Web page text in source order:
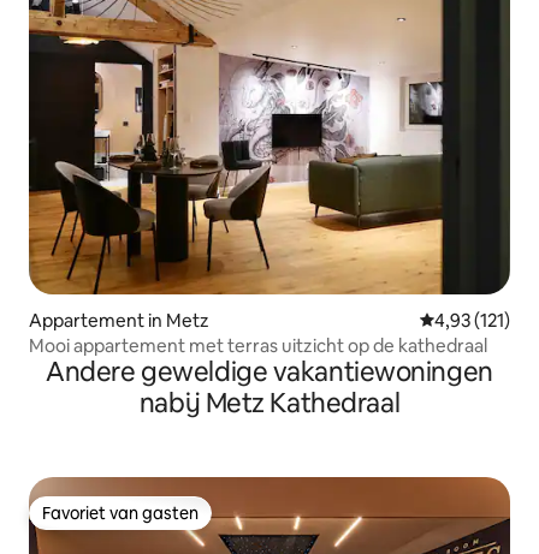
Appartement in Metz Gemiddelde
4,93 (121)
Mooi appartement met terras uitzicht op de kathedraal
Andere geweldige vakantiewoningen
nabij Metz Kathedraal
Favoriet van gasten
Favoriet van gasten